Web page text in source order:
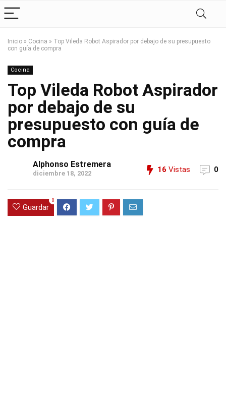
Inicio » Cocina » Top Vileda Robot Aspirador por debajo de su presupuesto
con guía de compra
Cocina
Top Vileda Robot Aspirador
por debajo de su
presupuesto con guía de
compra
Alphonso Estremera
diciembre 18, 2022 16 Vistas 0
Guardar
0